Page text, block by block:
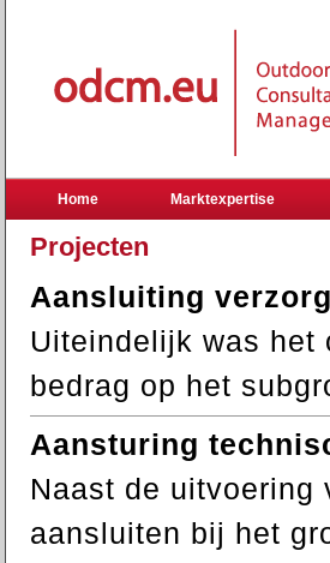
Home Marktexpertise
Projecten
Aansluiting
Uiteindelijk was het
bedrag op het
Aansturing
Naast de uitvoering
aansluiten bij het